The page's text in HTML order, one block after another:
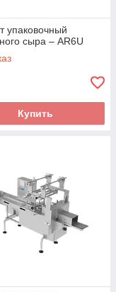
упаковочный
сыра – AR6U
Купить